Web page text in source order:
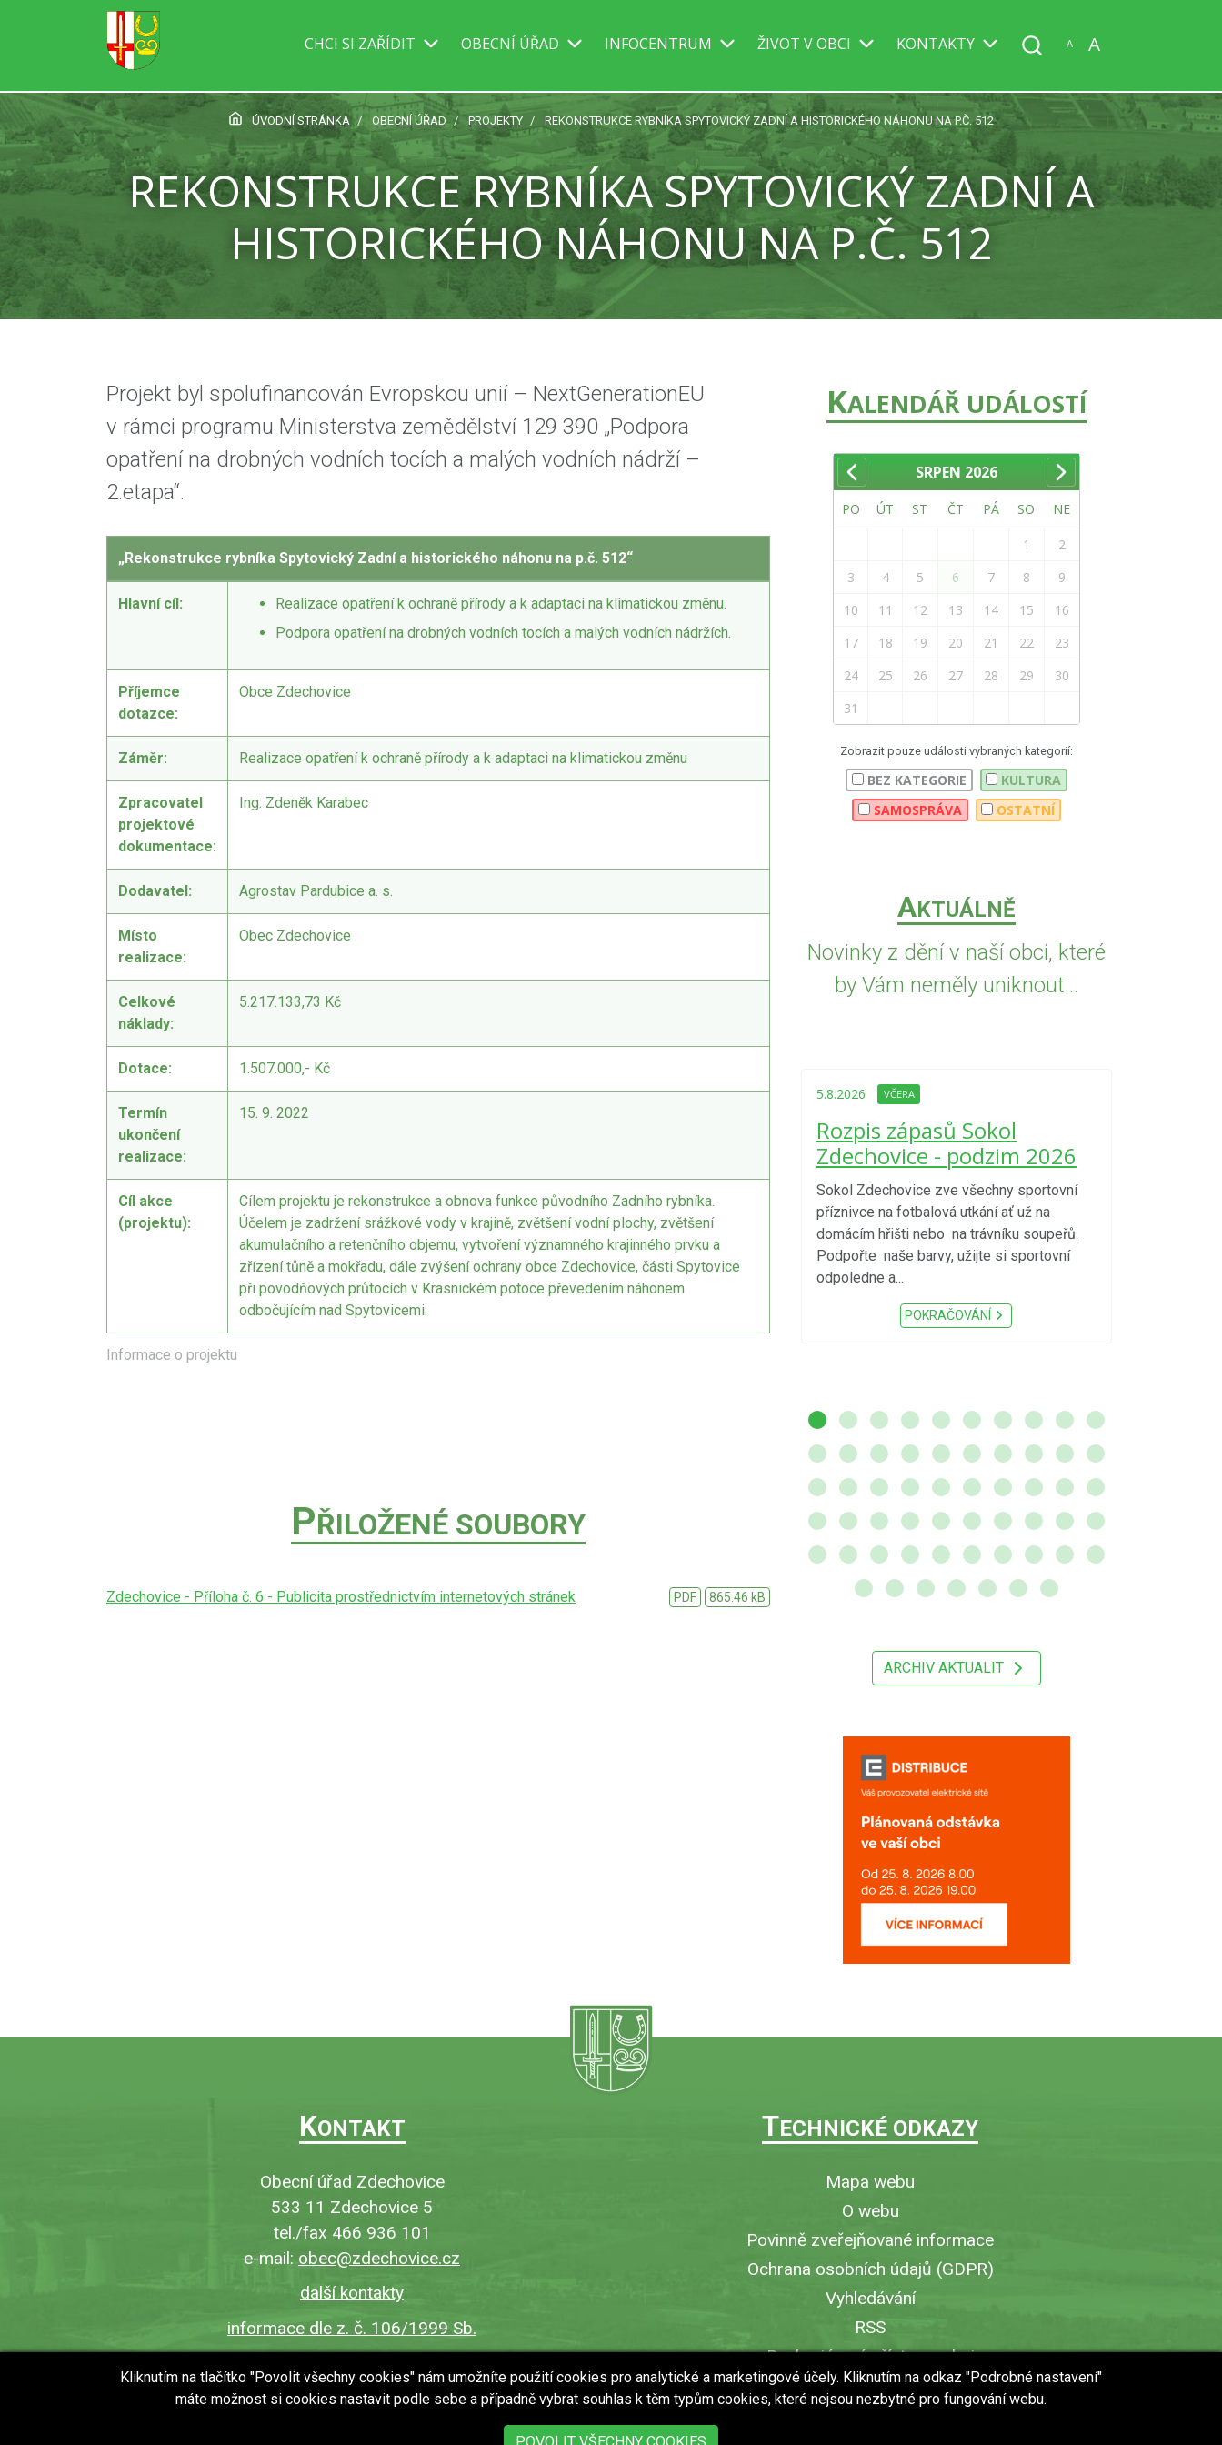
CHCI SI ZAŘÍDIT OBECNÍ ÚŘAD INFOCENTRUM ŽIVOT V OBCI KONTAKTY A A
ÚVODNÍ STRÁNKA OBECNÍ ÚŘAD PROJEKTY REKONSTRUKCE RYBNÍKA SPYTOVICKÝ ZADNÍ A HISTORICKÉHO NÁHONU NA P.Č. 512
REKONSTRUKCE RYBNÍKA SPYTOVICKÝ ZADNÍ A
HISTORICKÉHO NÁHONU NA P.Č. 512
Projekt byl spolufinancován Evropskou unií – NextGenerationEU
v rámci programu Ministerstva zemědělství 129 390 „Podpora
opatření na drobných vodních tocích a malých vodních nádrží –
2.etapa“.
Informace o projektu
„Rekonstrukce rybníka Spytovický Zadní a historického náhonu na p.č. 512“
Hlavní cíl:
Realizace opatření k ochraně přírody a k adaptaci na klimatickou změnu.
Podpora opatření na drobných vodních tocích a malých vodních nádržích.
Příjemce
dotazce:
Obce Zdechovice
Záměr: Realizace opatření k ochraně přírody a k adaptaci na klimatickou změnu
Zpracovatel
projektové
dokumentace:
Ing. Zdeněk Karabec
Dodavatel: Agrostav Pardubice a. s.
Místo
realizace:
Obec Zdechovice
Celkové
náklady:
5.217.133,73 Kč
Dotace: 1.507.000,- Kč
Termín
ukončení
realizace:
15. 9. 2022
Cíl akce
(projektu):
Cílem projektu je rekonstrukce a obnova funkce původního Zadního rybníka.
Účelem je zadržení srážkové vody v krajině, zvětšení vodní plochy, zvětšení
akumulačního a retenčního objemu, vytvoření významného krajinného prvku a
zřízení tůně a mokřadu, dále zvýšení ochrany obce Zdechovice, části Spytovice
při povodňových průtocích v Krasnickém potoce převedením náhonem
odbočujícím nad Spytovicemi.
PŘILOŽENÉ SOUBORY
Zdechovice - Příloha č. 6 - Publicita prostřednictvím internetových stránek PDF 865.46 kB
KALENDÁŘ UDÁLOSTÍ
SRPEN 2026
PO ÚT ST ČT PÁ SO NE
1
2
3
4 5 6 7 8
9
10
11 12 13 14 15
16
17
18 19 20 21 22
23
24
25 26 27 28 29
30
31
Zobrazit pouze události vybraných kategorií:
BEZ KATEGORIE
KULTURA
SAMOSPRÁVA
OSTATNÍ
AKTUÁLNĚ
Novinky z dění v naší obci, které
by Vám neměly uniknout...
minifestival 7.8.2021
https://www.youtube.com/watch?
v=rPoqutfOmZo
POKRAČOVÁNÍ
událostí konaných v posledních dnech -
Betlémského zpívání a oslav Dne úcty ke
stáří.
POKRAČOVÁNÍ
5.8.2026 VČERA
Rozpis zápasů Sokol
Zdechovice - podzim 2026
Sokol Zdechovice zve všechny sportovní
příznivce na fotbalová utkání ať už na
domácím hřišti nebo na trávníku soupeřů.
Podpořte naše barvy, užijte si sportovní
odpoledne a...
POKRAČOVÁNÍ
ARCHIV AKTUALIT
KONTAKT
Obecní úřad Zdechovice
533 11 Zdechovice 5
tel./fax 466 936 101
e-mail: obec@zdechovice.cz
další kontakty
informace dle z. č. 106/1999 Sb.
TECHNICKÉ ODKAZY
Mapa webu
O webu
Povinně zveřejňované informace
Ochrana osobních údajů (GDPR)
Vyhledávání
RSS
Bezbariérový přístup v obci
Vytisknout stránku
Kliknutím na tlačítko "Povolit všechny cookies" nám umožníte použití cookies pro analytické a marketingové účely. Kliknutím na odkaz "Podrobné nastavení"
máte možnost si cookies nastavit podle sebe a případně vybrat souhlas k těm typům cookies, které nejsou nezbytné pro fungování webu.